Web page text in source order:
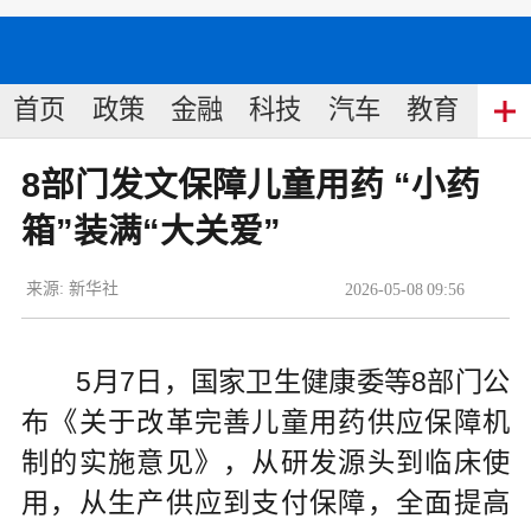
首页 政策 金融 科技 汽车 教育 食
8部门发文保障儿童用药 “小药
箱”装满“大关爱”
2026-05-08 09:56
来源: 新华社
5月7日，国家卫生健康委等8部门公
布《关于改革完善儿童用药供应保障机
制的实施意见》，从研发源头到临床使
用，从生产供应到支付保障，全面提高